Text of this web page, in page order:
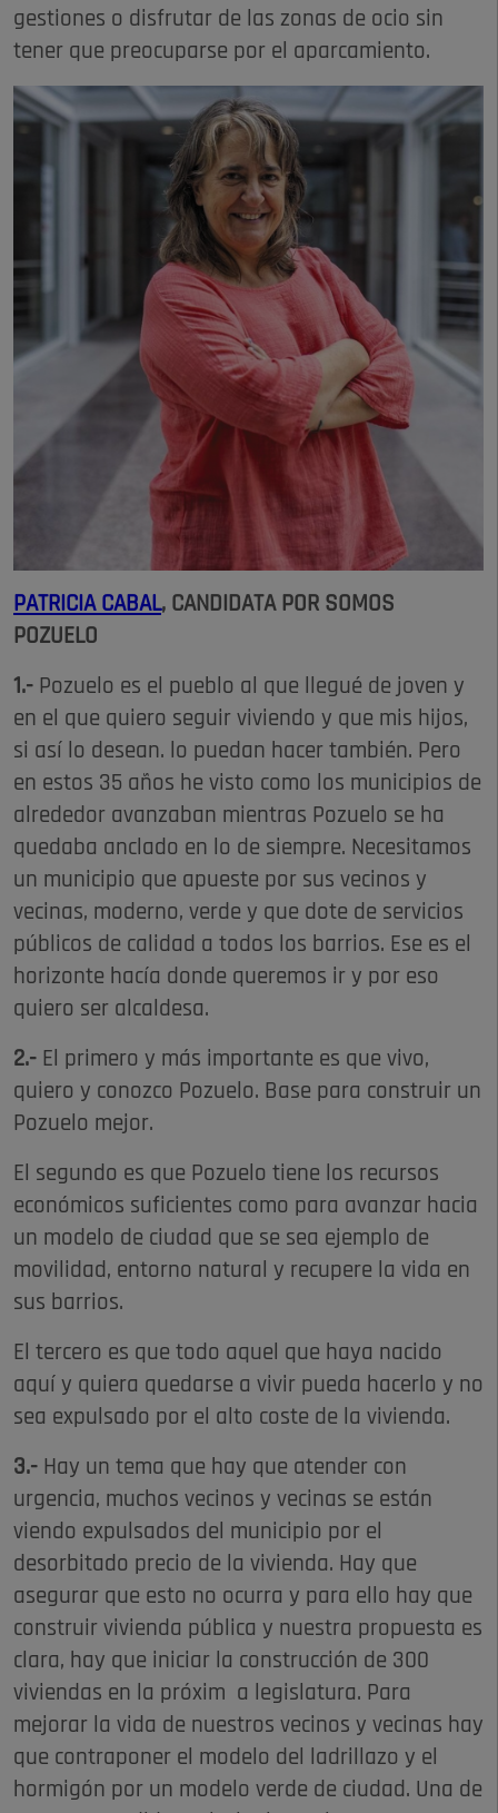
gestiones o disfrutar de las zonas de ocio sin
tener que preocuparse por el aparcamiento.
PATRICIA CABAL, CANDIDATA POR SOMOS
POZUELO
1.- Pozuelo es el pueblo al que llegué de joven y
en el que quiero seguir viviendo y que mis hijos,
si así lo desean. lo puedan hacer también. Pero
en estos 35 años he visto como los municipios de
alrededor avanzaban mientras Pozuelo se ha
quedaba anclado en lo de siempre. Necesitamos
un municipio que apueste por sus vecinos y
vecinas, moderno, verde y que dote de servicios
públicos de calidad a todos los barrios. Ese es el
horizonte hacía donde queremos ir y por eso
quiero ser alcaldesa.
2.- El primero y más importante es que vivo,
quiero y conozco Pozuelo. Base para construir un
Pozuelo mejor.
El segundo es que Pozuelo tiene los recursos
económicos suficientes como para avanzar hacia
un modelo de ciudad que se sea ejemplo de
movilidad, entorno natural y recupere la vida en
sus barrios.
El tercero es que todo aquel que haya nacido
aquí y quiera quedarse a vivir pueda hacerlo y no
sea expulsado por el alto coste de la vivienda.
3.- Hay un tema que hay que atender con
urgencia, muchos vecinos y vecinas se están
viendo expulsados del municipio por el
desorbitado precio de la vivienda. Hay que
asegurar que esto no ocurra y para ello hay que
construir vivienda pública y nuestra propuesta es
clara, hay que iniciar la construcción de 300
viviendas en la próxim a legislatura. Para
mejorar la vida de nuestros vecinos y vecinas hay
que contraponer el modelo del ladrillazo y el
hormigón por un modelo verde de ciudad. Una de